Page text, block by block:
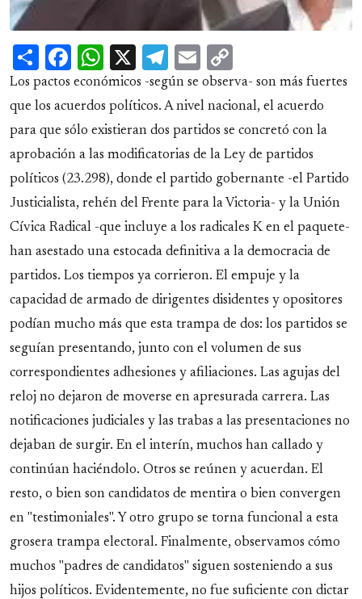
ShareFacebook
WhatsApp
X Telegram
Email
Link
Los pactos económicos -según se observa- son más fuertes
que los acuerdos políticos. A nivel nacional, el acuerdo
para que sólo existieran dos partidos se concretó con la
aprobación a las modificatorias de la Ley de partidos
políticos (23.298), donde el partido gobernante -el Partido
Justicialista, rehén del Frente para la Victoria- y la Unión
Cívica Radical -que incluye a los radicales K en el paquete-
han asestado una estocada definitiva a la democracia de
partidos. Los tiempos ya corrieron. El empuje y la
capacidad de armado de dirigentes disidentes y opositores
podían mucho más que esta trampa de dos: los partidos se
seguían presentando, junto con el volumen de sus
correspondientes adhesiones y afiliaciones. Las agujas del
reloj no dejaron de moverse en apresurada carrera. Las
notificaciones judiciales y las trabas a las presentaciones no
dejaban de surgir. En el interín, muchos han callado y
continúan haciéndolo. Otros se reúnen y acuerdan. El
resto, o bien son candidatos de mentira o bien convergen
en "testimoniales". Y otro grupo se torna funcional a esta
grosera trampa electoral. Finalmente, observamos cómo
muchos "padres de candidatos" siguen sosteniendo a sus
hijos políticos. Evidentemente, no fue suficiente con dictar